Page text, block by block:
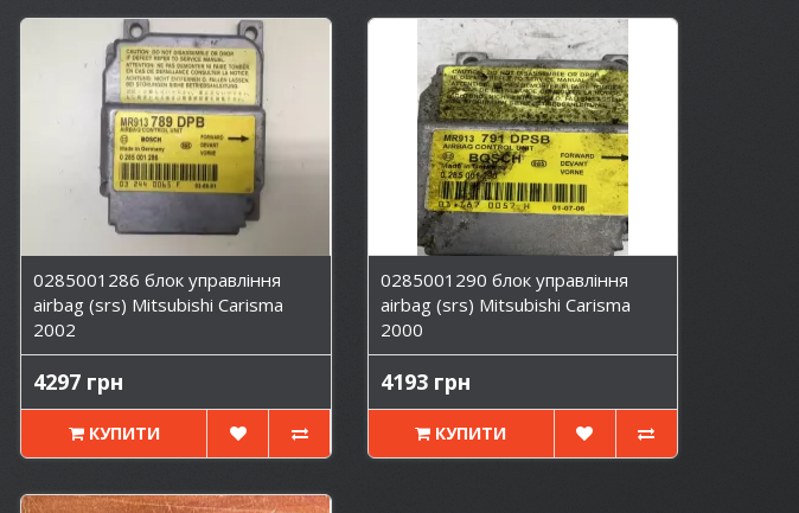
0285001286 блок управління
airbag (srs) Mitsubishi Carisma
2002
4297 грн
КУПИТИ
0285001290 блок управління
airbag (srs) Mitsubishi Carisma
2000
4193 грн
КУПИТИ